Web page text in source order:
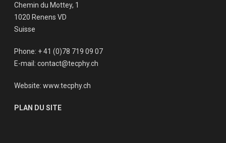
Chemin du Mottey, 1
1020 Renens VD
Suisse
Phone: + 41 (0)78 719 09 07
E-mail:contact@tecphy.ch
Website:www.tecphy.ch
PLAN DU SITE